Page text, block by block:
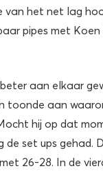
van het net lag
pipes met
aan elkaar
toonde aan
hij op dat
de set ups gehad.
26-28. In de